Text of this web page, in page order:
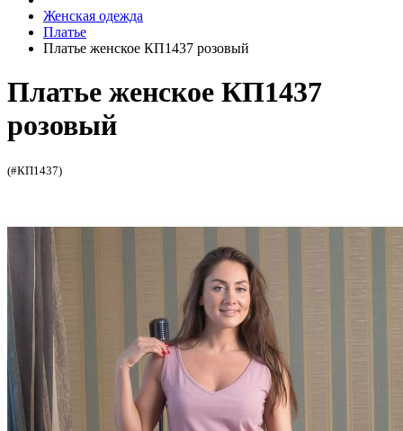
Женская одежда
Платье
Платье женское КП1437 розовый
Платье женское КП1437
розовый
(#КП1437)